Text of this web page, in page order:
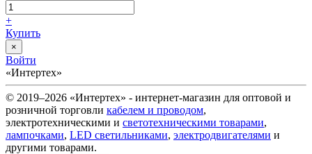
+
Купить
×
Войти
«Интертех»
© 2019–2026 «Интертех» - интернет-магазин для оптовой и
розничной торговли кабелем и проводом,
электротехническими и светотехническими товарами,
лампочками, LED светильниками, электродвигателями и
другими товарами.